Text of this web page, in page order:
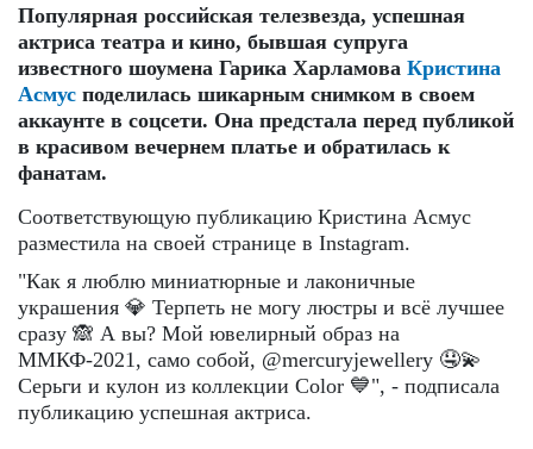
Популярная российская телезвезда, успешная
актриса театра и кино, бывшая супруга
известного шоумена Гарика Харламова Кристина
Асмус поделилась шикарным снимком в своем
аккаунте в соцсети. Она предстала перед публикой
в красивом вечернем платье и обратилась к
фанатам.
Соответствующую публикацию Кристина Асмус
разместила на своей странице в Instagram.
"Как я люблю миниатюрные и лаконичные
украшения 💎 Терпеть не могу люстры и всё лучшее
сразу 🙈 А вы? Мой ювелирный образ на
ММКФ-2021, само собой, @mercuryjewellery 🤤💫
Серьги и кулон из коллекции Color 💙", - подписала
публикацию успешная актриса.